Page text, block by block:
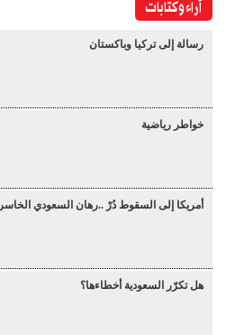
آراء وكتابات
رسالة إلى تركيا وباكستان
خواطر رياضية
أمريكا إلى السقوط دُرْ ..رهان السعودي الخاسر
هل تكرّر السعودية أخطاءها؟